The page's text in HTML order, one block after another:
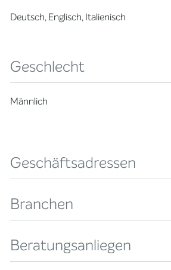
Deutsch, Englisch, Italienisch
Geschlecht
Männlich
Geschäftsadressen
Branchen
Beratungsanliegen